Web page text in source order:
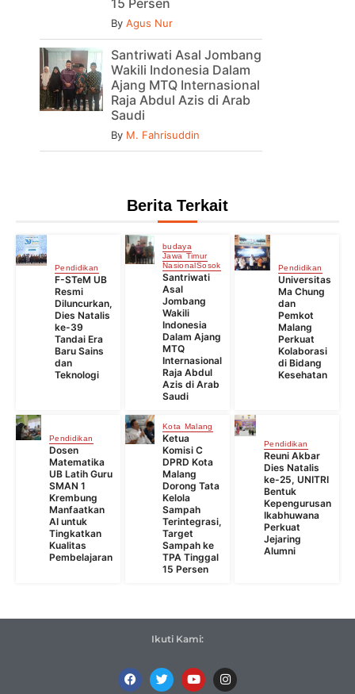
By Agus Nur
Santriwati Asal Jombang
Wakili Indonesia Dalam
Ajang MTQ Internasional
Raja Abdul Azis di Arab
Saudi
By M. Fahrisuddin
Berita Terkait
Pendidikan
F-STeM UB
Resmi
Diluncurkan,
Dies Natalis
ke-39
Tandai Era
Baru Sains
dan
Teknologi
budaya
Jawa Timur
NasionalSosok
Santriwati
Asal
Jombang
Wakili
Indonesia
Dalam Ajang
MTQ
Internasional
Raja Abdul
Azis di Arab
Saudi
Pendidikan
Universitas
Ma Chung
dan
Pemkot
Malang
Perkuat
Kolaborasi
di Bidang
Kesehatan
Pendidikan
Dosen
Matematika
UB Latih Guru
SMAN 1
Krembung
Manfaatkan
AI untuk
Tingkatkan
Kualitas
Pembelajaran
Kota Malang
Ketua
Komisi C
DPRD Kota
Malang
Dorong Tata
Kelola
Sampah
Terintegrasi,
Target
Sampah ke
TPA Tinggal
15 Persen
Pendidikan
Reuni Akbar
Dies Natalis
ke-25, UNITRI
Bentuk
Kepengurusan
Ikabhuwana
Perkuat
Jejaring
Alumni
Ikuti Kami: